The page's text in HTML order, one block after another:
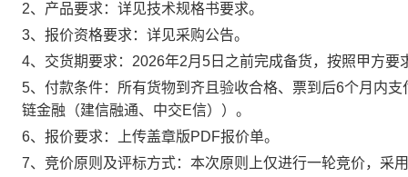
2、产品要求：详见技术规格书要求。
3、报价资格要求：详见采购公告。
4、交货期要求：2026年2月5日之前完成备货，按照甲方要
5、付款条件：所有货物到齐且验收合格、票到后6个月内支
链金融（建信融通、中交E信））。
6、报价要求：
上传盖章版PDF报价单。
7、竞价原则及评标方式：本次原则上仅进行一轮竞价，采